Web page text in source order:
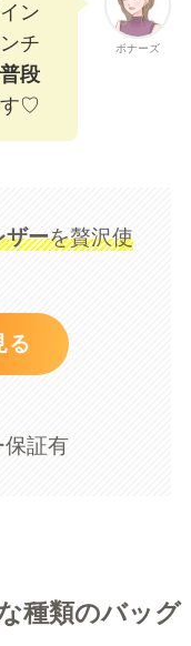
ボナーズ
ン
チ
段
す♡
ザーを贅沢使
る
保証有
種類のバッグ